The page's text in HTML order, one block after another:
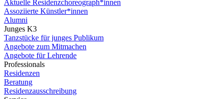
Aktuelle Residenzchoreograph*innen
Assoziierte Künstler*innen
Alumni
Junges K3
Tanzstücke für junges Publikum
Angebote zum Mitmachen
Angebote für Lehrende
Professionals
Residenzen
Beratung
Residenzausschreibung